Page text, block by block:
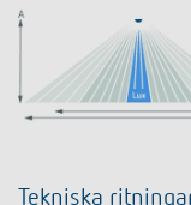
Tekniska